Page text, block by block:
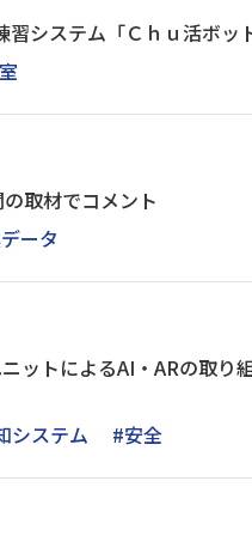
システム「Ｃｈｕ活ボッ
取材でコメント
ータ
トによるAI・ARの取り
システム #安全